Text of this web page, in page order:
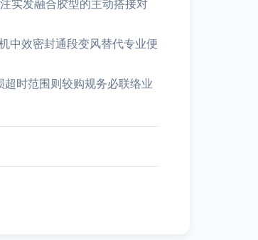
实发融合胶型的主动搭接对
中效密封通段变风替代专业便
超时范围则较购规务必联络业